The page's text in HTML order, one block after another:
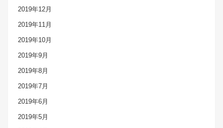
2019年12月
2019年11月
2019年10月
2019年9月
2019年8月
2019年7月
2019年6月
2019年5月